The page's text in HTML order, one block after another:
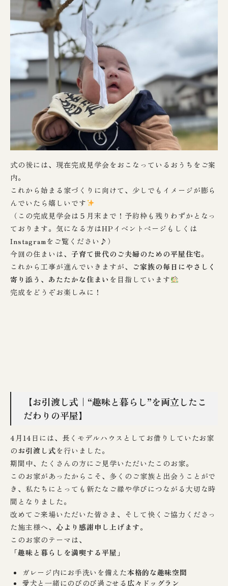
式の後には、現在完成見学会をおこなっているおうちをご案
内。
これから始まる家づくりに向けて、少しでもイメージが膨ら
んでいたら嬉しいです
（この完成見学会は５月末まで！予約枠も残りわずかとなっ
ております。気になる方はHPイベントページ もしくは
Instagramをご覧ください♪）
今回の住まいは、 子育て世代のご夫婦のための平屋住宅。
これから工事が進んでいきますが、
ご家族の毎日にやさしく
寄り添う、あたたかな住まい を目指しています
完成をどうぞお楽しみに！
【お引渡し式｜“趣味と暮らし”を両立したこ
だわりの平屋】
4月14日には、長くモデルハウスとしてお借りしていたお家
のお引渡し式を行いました。
期間中、たくさんの方にご見学いただいたこのお家。
このお家があったからこそ、多くのご家族と出会うことがで
き、私たちにとっても新たなご縁や学びにつながる大切な時
間となりました。
改めてご来場いただいた皆さま、そして快くご協力くださっ
た施主様へ、 心より感謝申し上げます。
このお家のテーマは、
「趣味と暮らしを満喫する平屋」
ガレージ内にお手洗いを備えた本格的な趣味空間
愛犬と一緒にのびのび過ごせる 広々ドッグラン